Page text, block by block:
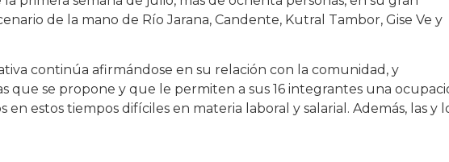
de la mano de Río Jarana, Candente, Kutral Tambor, Gise Ve y
continúa afirmándose en su relación con la comunidad, y
que se propone y que le permiten a sus 16 integrantes una
estos tiempos difíciles en materia laboral y salarial. Además, las y